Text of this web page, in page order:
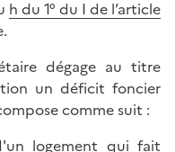
h du 1° du I de l’article
dégage au titre
un déficit foncier
comme suit :
logement qui fait